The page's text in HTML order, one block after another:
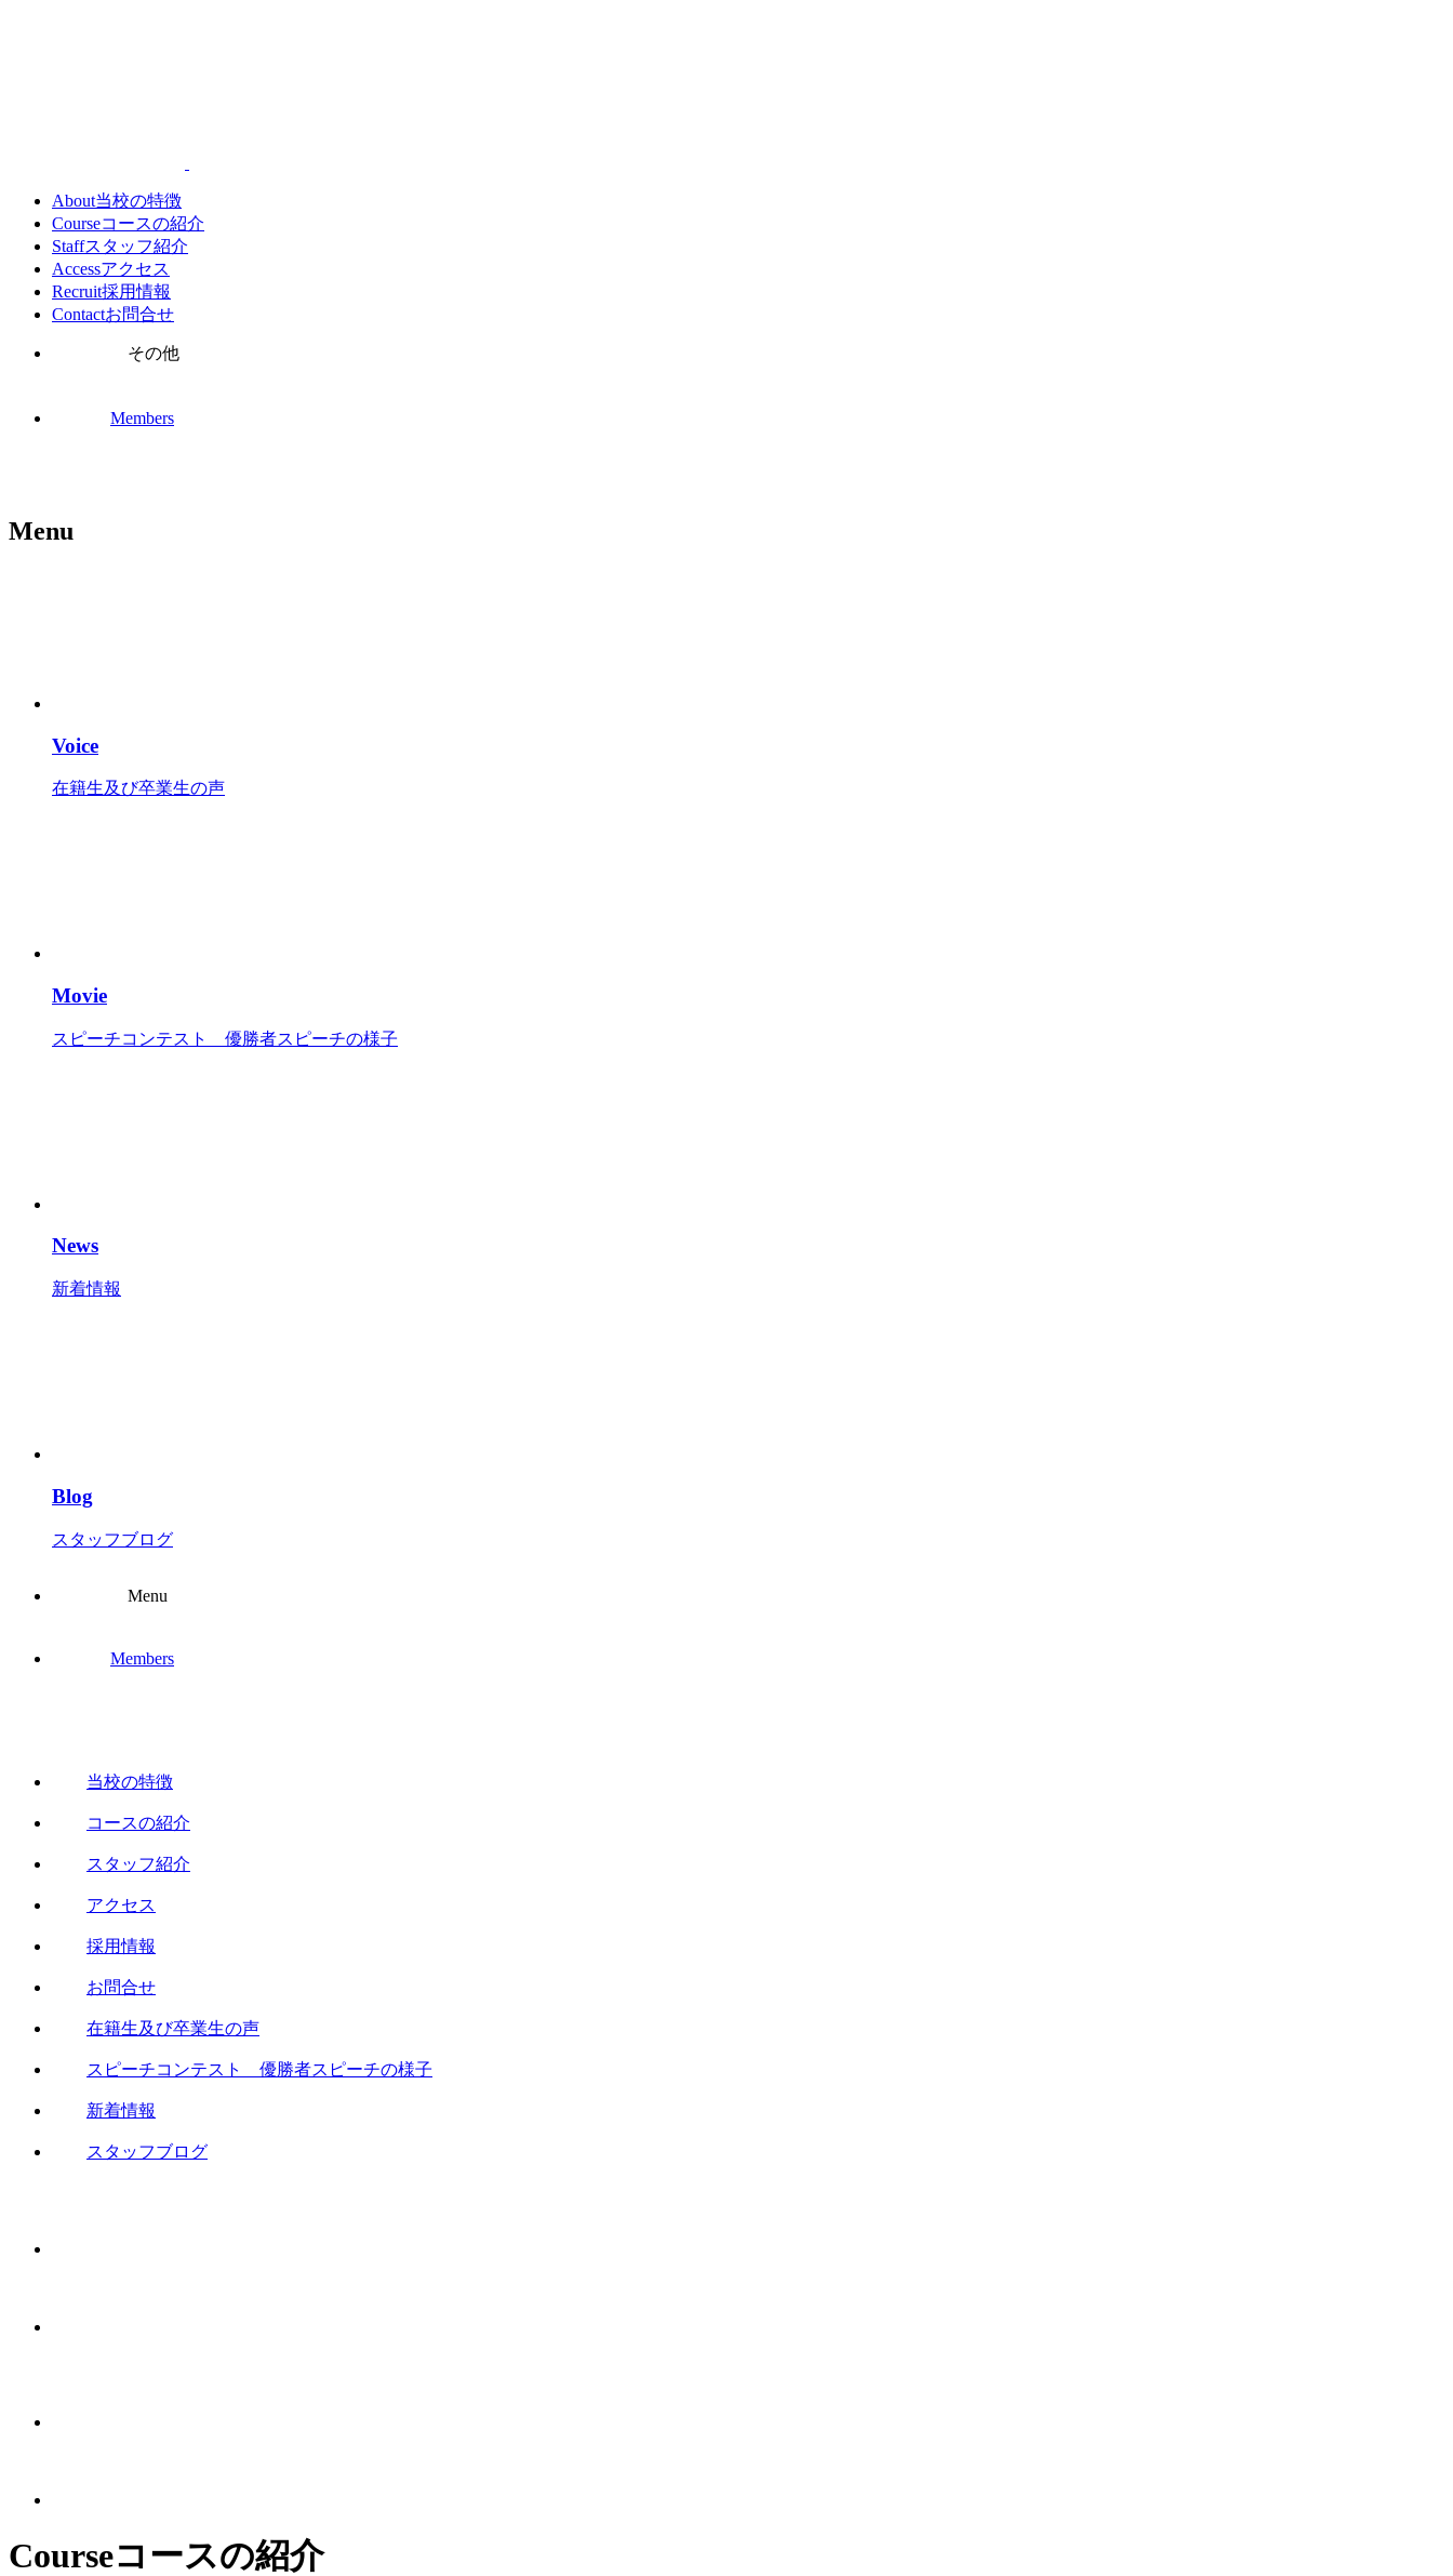
About当校の特徴
Courseコースの紹介
Staffスタッフ紹介
Accessアクセス
Recruit採用情報
Contactお問合せ
その他
Members
Menu
Voice
在籍生及び卒業生の声
Movie
スピーチコンテスト 優勝者スピーチの様子
News
新着情報
Blog
スタッフブログ
Menu
Members
当校の特徴
コースの紹介
スタッフ紹介
アクセス
採用情報
お問合せ
在籍生及び卒業生の声
スピーチコンテスト 優勝者スピーチの様子
新着情報
スタッフブログ
Courseコースの紹介